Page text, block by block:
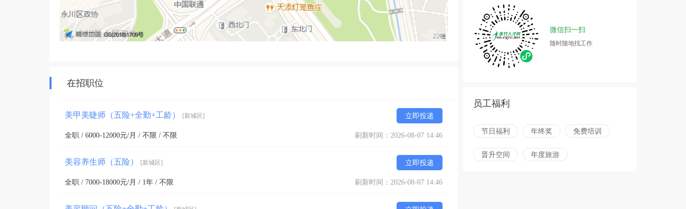
在招职位
美甲美睫师（五险+全勤+工龄） [新城区] 立即投递
全职 / 6000-12000元/月 / 不限 / 不限 刷新时间：2026-08-07 14:46
美容养生师（五险） [新城区] 立即投递
全职 / 7000-18000元/月 / 1年 / 不限 刷新时间：2026-08-07 14:46
微信扫一扫
随时随地找工作
员工福利
节日福利 年终奖 免费培训
晋升空间 年度旅游